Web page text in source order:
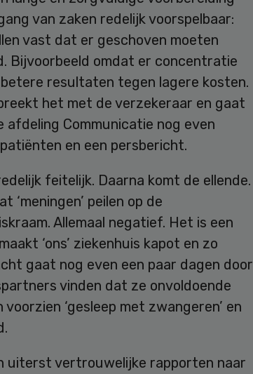
van zaken redelijk voorspelbaar:
vast dat er geschoven moeten
Bijvoorbeeld omdat er concentratie
resultaten tegen lagere kosten.
het met de verzekeraar en gaat
Communicatie nog even
en een persbericht.
feitelijk. Daarna komt de ellende.
‘meningen’ peilen op de
Allemaal negatief. Het is een
‘ons’ ziekenhuis kapot en zo
gaat nog even een paar dagen door
vinden dat ze onvoldoende
‘gesleep met zwangeren’ en
uiterst vertrouwelijke rapporten naar